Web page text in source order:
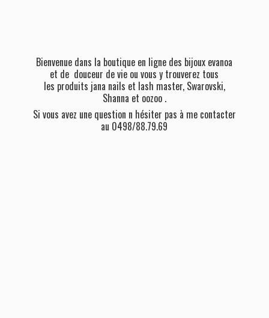
Bienvenue dans la boutique en ligne des bijoux evanoa
et de douceur de vie ou vous y trouverez tous
les produits jana nails et lash master, Swarovski,
Shanna et oozoo .
Si vous avez une question n hésiter pas à me contacter
au 0498/88.79.69